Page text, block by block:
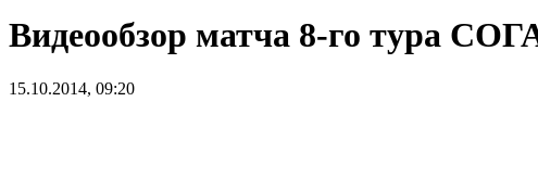
Видеообзор матча 8-го тура
15.10.2014, 09:20